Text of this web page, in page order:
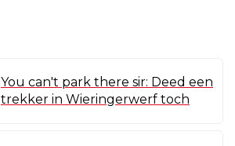
You can't park there sir: Deed een
trekker in Wieringerwerf toch